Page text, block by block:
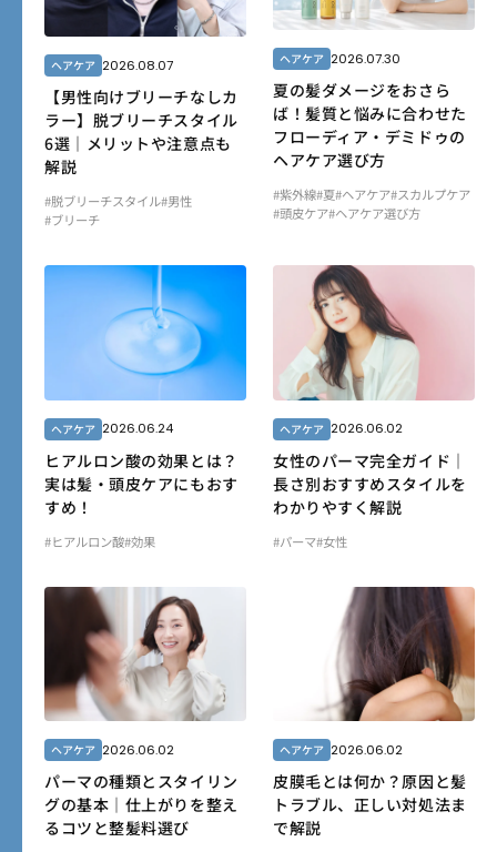
ヘアケア 2026.08.07
【男性向けブリーチなしカ
ラー】脱ブリーチスタイル
6選｜メリットや注意点も
解説
#脱ブリーチスタイル#男性
#ブリーチ
ヘアケア 2026.07.30
夏の髪ダメージをおさら
ば！髪質と悩みに合わせた
フローディア・デミドゥの
ヘアケア選び方
#紫外線#夏#ヘアケア#スカルプケア
#頭皮ケア#ヘアケア選び方
ヘアケア 2026.06.24
ヒアルロン酸の効果とは？
実は髪・頭皮ケアにもおす
すめ！
#ヒアルロン酸#効果
ヘアケア 2026.06.02
女性のパーマ完全ガイド｜
長さ別おすすめスタイルを
わかりやすく解説
#パーマ#女性
ヘアケア 2026.06.02
パーマの種類とスタイリン
グの基本｜仕上がりを整え
るコツと整髪料選び
ヘアケア 2026.06.02
皮膜毛とは何か？原因と髪
トラブル、正しい対処法ま
で解説